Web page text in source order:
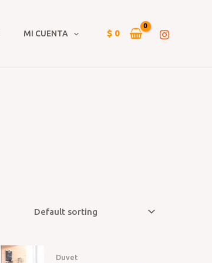
MI CUENTA $ 0
Duvet